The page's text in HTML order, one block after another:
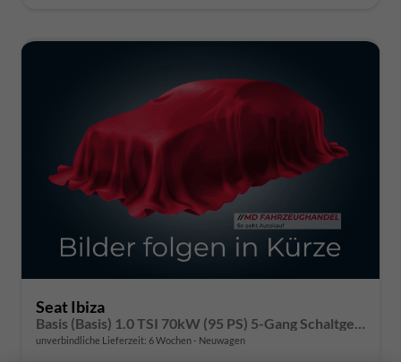
Seat Ibiza
Basis (Basis) 1.0 TSI 70kW (95 PS) 5-Gang Schaltgetriebe
unverbindliche Lieferzeit: 6 Wochen Neuwagen